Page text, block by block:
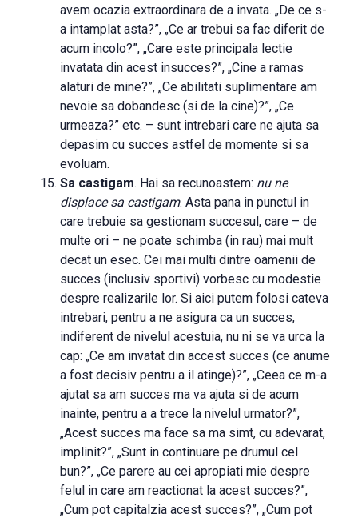
avem ocazia extraordinara de a invata. „De ce s-
a intamplat asta?”, „Ce ar trebui sa fac diferit de
acum incolo?”, „Care este principala lectie
invatata din acest insucces?”, „Cine a ramas
alaturi de mine?”, „Ce abilitati suplimentare am
nevoie sa dobandesc (si de la cine)?”, „Ce
urmeaza?” etc. – sunt intrebari care ne ajuta sa
depasim cu succes astfel de momente si sa
evoluam.
Sa castigam. Hai sa recunoastem: nu ne
displace sa castigam. Asta pana in punctul in
care trebuie sa gestionam succesul, care – de
multe ori – ne poate schimba (in rau) mai mult
decat un esec. Cei mai multi dintre oamenii de
succes (inclusiv sportivi) vorbesc cu modestie
despre realizarile lor. Si aici putem folosi cateva
intrebari, pentru a ne asigura ca un succes,
indiferent de nivelul acestuia, nu ni se va urca la
cap: „Ce am invatat din accest succes (ce anume
a fost decisiv pentru a il atinge)?”, „Ceea ce m-a
ajutat sa am succes ma va ajuta si de acum
inainte, pentru a a trece la nivelul urmator?”,
„Acest succes ma face sa ma simt, cu adevarat,
implinit?”, „Sunt in continuare pe drumul cel
bun?”, „Ce parere au cei apropiati mie despre
felul in care am reactionat la acest succes?”,
„Cum pot capitalzia acest succes?”, „Cum pot